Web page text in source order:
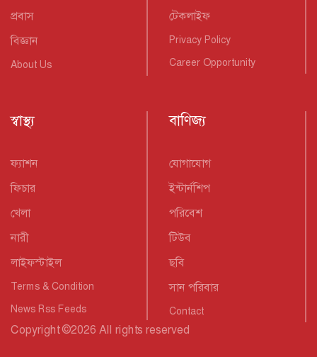
প্রবাস
বিজ্ঞান
About Us
টেকলাইফ
Privacy Policy
Career Opportunity
স্বাস্থ্য
ফ্যাশন
ফিচার
খেলা
নারী
লাইফস্টাইল
Terms & Condition
News Rss Feeds
বাণিজ্য
যোগাযোগ
ইন্টার্নশিপ
পরিবেশ
টিউব
ছবি
সান পরিবার
Contact
Copyright©2026 All rights reserved